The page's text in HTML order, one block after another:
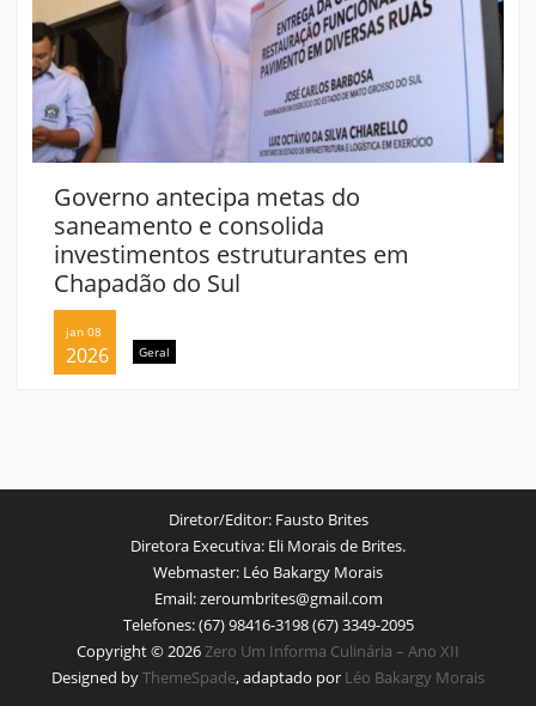
Governo antecipa metas do
saneamento e consolida
investimentos estruturantes em
Chapadão do Sul
jan 08
2026 Geral
Diretor/Editor:Fausto Brites
Diretora Executiva: Eli Morais de Brites.
Webmaster: Léo Bakargy Morais
Email:zeroumbrites@gmail.com
Telefones:(67) 98416-3198 (67) 3349-2095
Copyright © 2026Zero Um Informa Culinária – Ano XII
Designed byThemeSpade, adaptado por Léo Bakargy Morais